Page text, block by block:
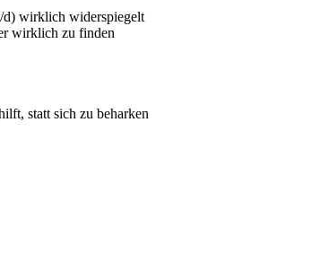
d) wirklich widerspiegelt
wirklich zu finden
statt sich zu beharken